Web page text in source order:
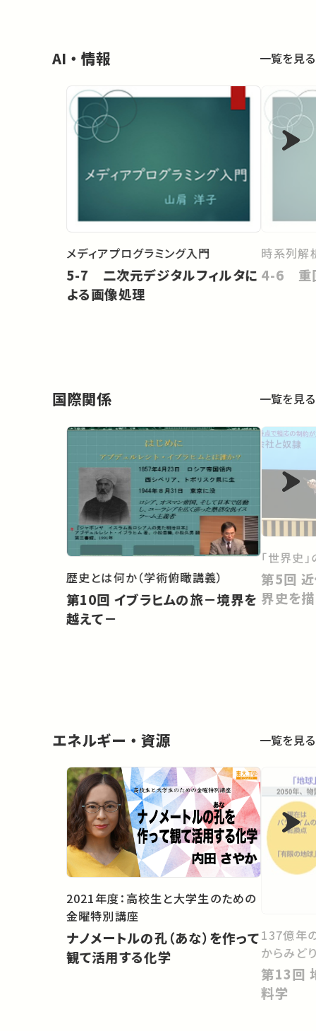
AI・情報 一覧を見る
メディアプログラミング入門
5-7 二次元デジタルフィルタに
よる画像処理
時系列解
4-6 重
国際関係 一覧を見る
歴史とは何か（学術俯瞰講義）
第10回 イブラヒムの旅－境界を
越えて－
「世界史
第5回 近代を超越して新たな世
界史を描
エネルギー・資源 一覧を見る
2021年度：高校生と大学生のための
金曜特別講座
ナノメートルの孔（あな）を作って
観て活用する化学
137億年
からみど
第13回 地球環境の持続性と材
料学